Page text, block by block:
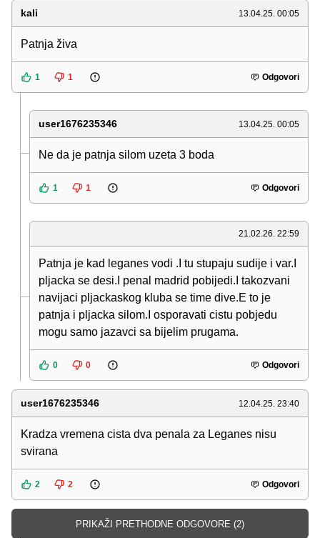
kali 13.04.25. 00:05
Patnja živa
1 1 Odgovori
user1676235346 13.04.25. 00:05
Ne da je patnja silom uzeta 3 boda
1 1 Odgovori
21.02.26. 22:59
Patnja je kad leganes vodi .I tu stupaju sudije i var.I
pljacka se desi.I penal madrid pobijedi.I takozvani
navijaci pljackaskog kluba se time dive.E to je
patnja i pljacka silom.I osporavati cistu pobjedu
mogu samo jazavci sa bijelim prugama.
0 0 Odgovori
user1676235346 12.04.25. 23:40
Kradza vremena cista dva penala za Leganes nisu
svirana
2 2 Odgovori
PRIKAŽI PRETHODNE ODGOVORE (2)